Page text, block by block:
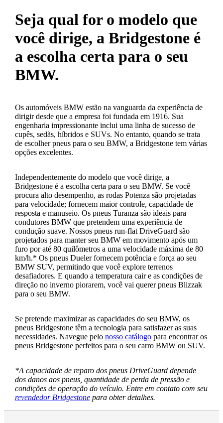
Seja qual for o modelo que
você dirige, a Bridgestone é
a escolha certa para o seu
BMW.
Os automóveis BMW estão na vanguarda da experiência de
dirigir desde que a empresa foi fundada em 1916. Sua
engenharia impressionante inclui uma linha de sucesso de
cupês, sedãs, híbridos e SUVs. No entanto, quando se trata
de escolher pneus para o seu BMW, a Bridgestone tem várias
opções excelentes.
Independentemente do modelo que você dirige, a
Bridgestone é a escolha certa para o seu BMW. Se você
procura alto desempenho, as rodas Potenza são projetadas
para velocidade; fornecem maior controle, capacidade de
resposta e manuseio. Os pneus Turanza são ideais para
condutores BMW que pretendem uma experiência de
condução suave. Nossos pneus run-flat DriveGuard são
projetados para manter seu BMW em movimento após um
furo por até 80 quilômetros a uma velocidade máxima de 80
km/h.* Os pneus Dueler fornecem potência e força ao seu
BMW SUV, permitindo que você explore terrenos
desafiadores. E quando a temperatura cair e as condições de
direção no inverno piorarem, você vai querer pneus Blizzak
para o seu BMW.
Se pretende maximizar as capacidades do seu BMW, os
pneus Bridgestone têm a tecnologia para satisfazer as suas
necessidades. Navegue pelo nosso catálogopara encontrar os
pneus Bridgestone perfeitos para o seu carro BMW ou SUV.
*A capacidade de reparo dos pneus DriveGuard depende
dos danos aos pneus, quantidade de perda de pressão e
condições de operação do veículo. Entre em contato com seu
revendedor Bridgestonepara obter detalhes.